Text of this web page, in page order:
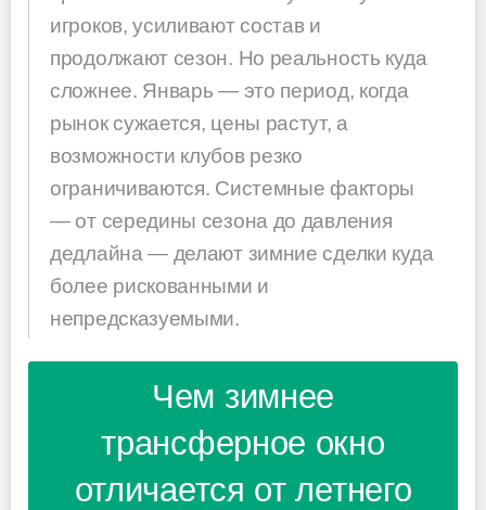
игроков, усиливают состав и
продолжают сезон. Но реальность куда
сложнее. Январь — это период, когда
рынок сужается, цены растут, а
возможности клубов резко
ограничиваются. Системные факторы
— от середины сезона до давления
дедлайна — делают зимние сделки куда
более рискованными и
непредсказуемыми.
Чем зимнее
трансферное окно
отличается от летнего